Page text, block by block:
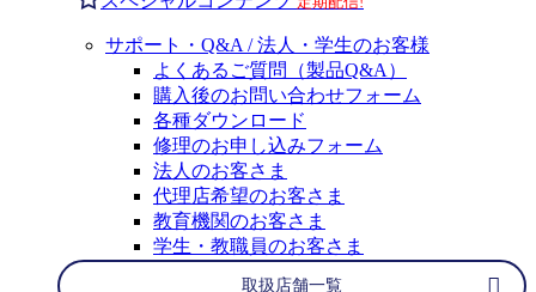
サポート・Q&A / 法人・学生のお客様
よくあるご質問（製品Q&A）
購入後のお問い合わせフォーム
各種ダウンロード
修理のお申し込みフォーム
法人のお客さま
代理店希望のお客さま
教育機関のお客さま
学生・教職員のお客さま
取扱店舗一覧